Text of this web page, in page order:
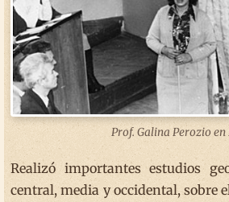
Prof. Galina Perozio en
Realizó importantes estudios
central, media y occidental, sobre